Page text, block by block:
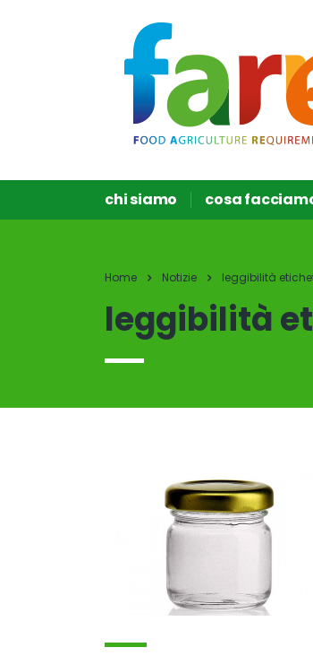
chi siamo cosa
Home Notizie leggibilità
leggibilità